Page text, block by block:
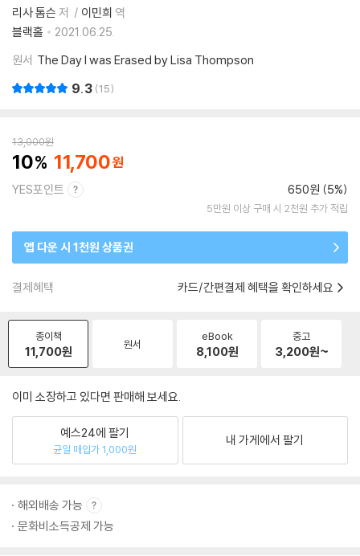
리사 톰슨 저 이민희 역
블랙홀
2021.06.25.
원서 The Day I was Erased by Lisa Thompson
9.3 15
13,000원
10 11,700
YES포인트 650원 (5%)
5만원 이상 구매 시 2천원 추가 적립
앱 다운 시 1천원 상품권
결제혜택 카드/간편결제 혜택을 확인하세요
종이책
11,700원 원서
eBook
8,100원
중고
3,200원~
이미 소장하고 있다면 판매해 보세요.
예스24에 팔기
균일 매입가 1,000원
내 가게에서 팔기
해외배송 가능
문화비소득공제 가능